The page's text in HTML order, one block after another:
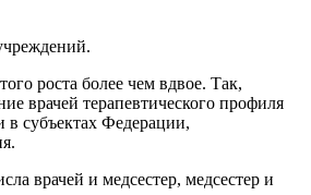
роста более чем вдвое. Так,
врачей терапевтического профиля
в субъектах Федерации,
врачей и медсестер, медсестер и